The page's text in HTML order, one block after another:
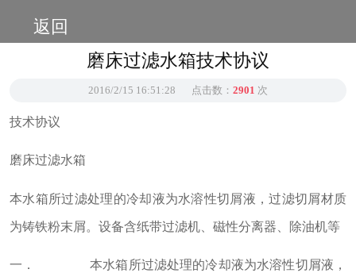
返回
磨床过滤水箱技术协议
2016/2/15 16:51:28 点击数： 2901 次
技术协议
磨床过滤水箱
本水箱所过滤处理的冷却液为水溶性切屑液，过滤切屑材质
为铸铁粉末屑。设备含纸带过滤机、磁性分离器、除油机等
一． 本水箱所过滤处理的冷却液为水溶性切屑液，